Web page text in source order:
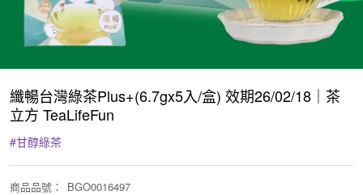
纖暢台灣綠茶Plus+(6.7gx5入/盒) 效期26/02/18｜茶
立方 TeaLifeFun
#甘醇綠茶
商品品號 ： BGO0016497